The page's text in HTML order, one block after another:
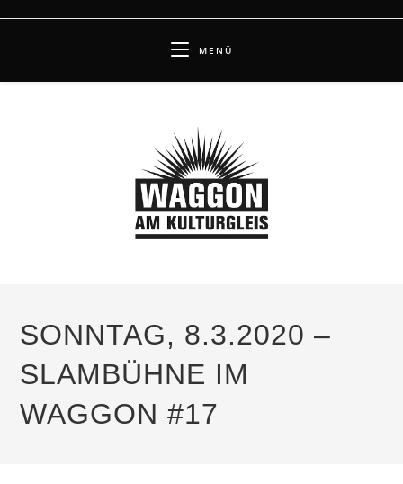
MENÜ
SONNTAG, 8.3.2020 –
SLAMBÜHNE IM
WAGGON #17